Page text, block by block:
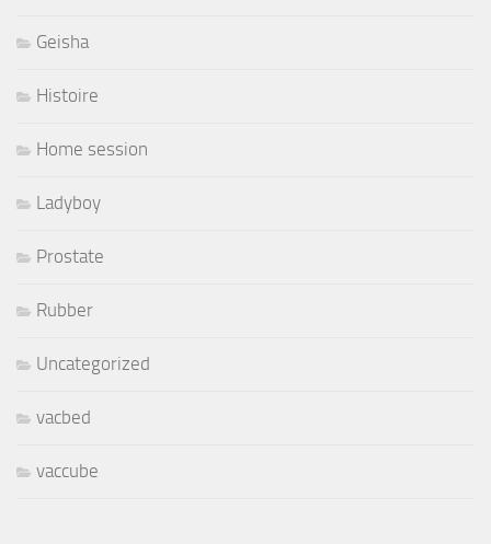
Geisha
Histoire
Home session
Ladyboy
Prostate
Rubber
Uncategorized
vacbed
vaccube